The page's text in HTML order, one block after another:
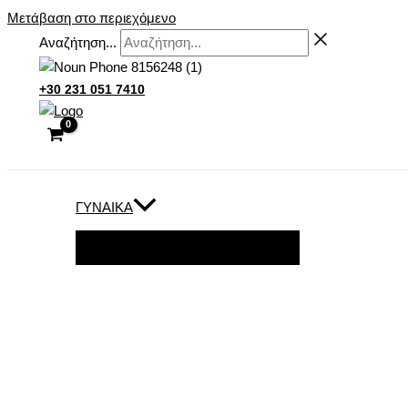
Μετάβαση στο περιεχόμενο
Αναζήτηση...
+30 231 051 7410
ΓΥΝΑΊΚΑ